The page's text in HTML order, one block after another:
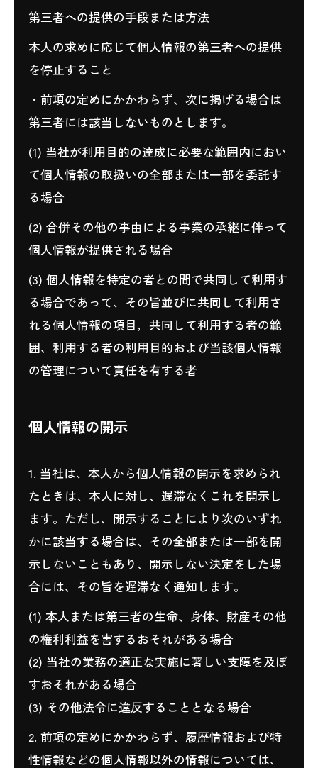
第三者への提供の手段または方法
本人の求めに応じて個人情報の第三者への提供
を停止すること
・前項の定めにかかわらず、次に掲げる場合は
第三者には該当しないものとします。
(1) 当社が利用目的の達成に必要な範囲内におい
て個人情報の取扱いの全部または一部を委託す
る場合
(2) 合併その他の事由による事業の承継に伴って
個人情報が提供される場合
(3) 個人情報を特定の者との間で共同して利用す
る場合であって、その旨並びに共同して利用さ
れる個人情報の項目，共同して利用する者の範
囲、利用する者の利用目的および当該個人情報
の管理について責任を有する者
個人情報の開示
1. 当社は、本人から個人情報の開示を求められ
たときは、本人に対し、遅滞なくこれを開示し
ます。ただし、開示することにより次のいずれ
かに該当する場合は、その全部または一部を開
示しないこともあり、開示しない決定をした場
合には、その旨を遅滞なく通知します。
(1) 本人または第三者の生命、身体、財産その他
の権利利益を害するおそれがある場合
(2) 当社の業務の適正な実施に著しい支障を及ぼ
すおそれがある場合
(3) その他法令に違反することとなる場合
2. 前項の定めにかかわらず、履歴情報および特
性情報などの個人情報以外の情報については、